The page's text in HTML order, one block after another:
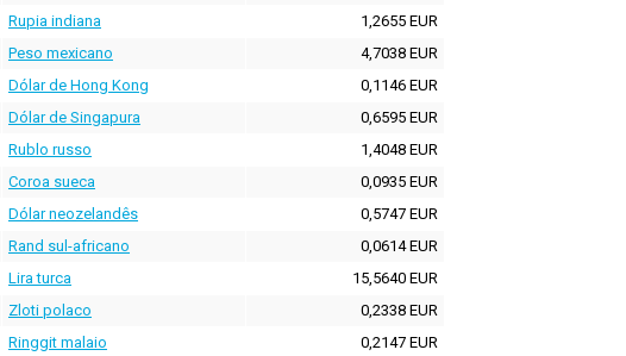
Rupia indiana
1,2655 EUR
Peso mexicano
4,7038 EUR
Dólar de Hong Kong
0,1146 EUR
Dólar de Singapura
0,6595 EUR
Rublo russo
1,4048 EUR
Coroa sueca
0,0935 EUR
Dólar neozelandês
0,5747 EUR
Rand sul-africano
0,0614 EUR
Lira turca
15,5640 EUR
Zloti polaco
0,2338 EUR
Ringgit malaio
0,2147 EUR